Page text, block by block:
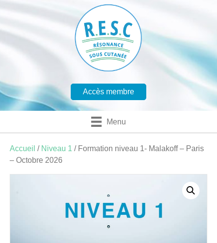
Accès membre
Menu
Accueil / Niveau 1 / Formation niveau 1- Malakoff – Paris
– Octobre 2026